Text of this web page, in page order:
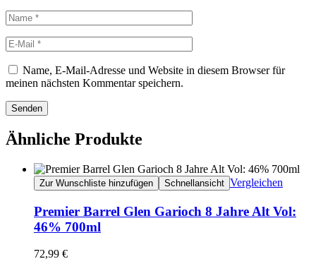
Name, E-Mail-Adresse und Website in diesem Browser für
meinen nächsten Kommentar speichern.
Senden
Ähnliche Produkte
Zur Wunschliste hinzufügen Schnellansicht Vergleichen
Premier Barrel Glen Garioch 8 Jahre Alt Vol:
46% 700ml
72,99 €